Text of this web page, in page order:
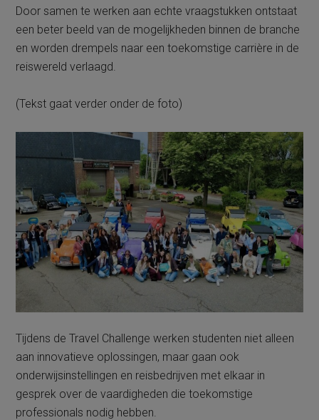
Door samen te werken aan echte vraagstukken ontstaat
een beter beeld van de mogelijkheden binnen de branche
en worden drempels naar een toekomstige carrière in de
reiswereld verlaagd.
(Tekst gaat verder onder de foto)
Tijdens de Travel Challenge werken studenten niet alleen
aan innovatieve oplossingen, maar gaan ook
onderwijsinstellingen en reisbedrijven met elkaar in
gesprek over de vaardigheden die toekomstige
professionals nodig hebben.